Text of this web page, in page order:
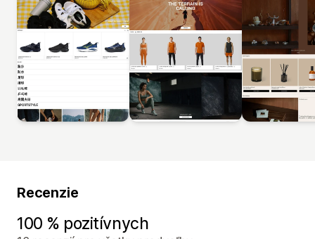
Recenzie
100 % pozitívnych